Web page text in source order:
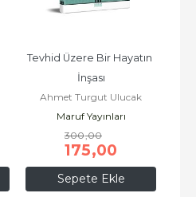
Sepete Ekle
Tevhid Üzere Bir Hayatın
İnşası
Ahmet Turgut Ulucak
Maruf Yayınları
300,00
175,00